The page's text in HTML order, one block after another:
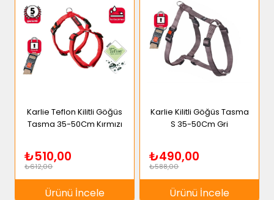
Karlie Teflon Kilitli Göğüs
Tasma 35-50Cm Kırmızı
₺510,00
₺612,00
Ürünü İncele
Karlie Kilitli Göğüs Tasma
S 35-50Cm Gri
₺490,00
₺588,00
Ürünü İncele